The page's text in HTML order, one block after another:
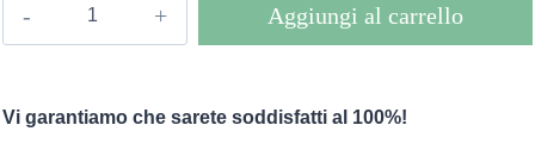
boho
Aggiungi al carrello
Vi garantiamo che sarete soddisfatti al 100%!